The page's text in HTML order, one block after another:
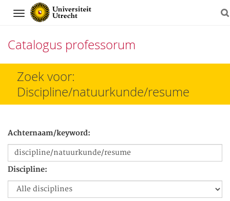
Navigation
Catalogus professorum
Direct
het
Zoek voor:
Discipline/natuurkunde/resume
Achternaam/keyword:
Discipline: